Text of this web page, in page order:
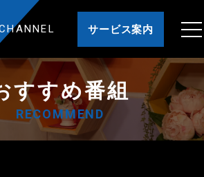
サービス案内
すすめ番組
RECOMMEND